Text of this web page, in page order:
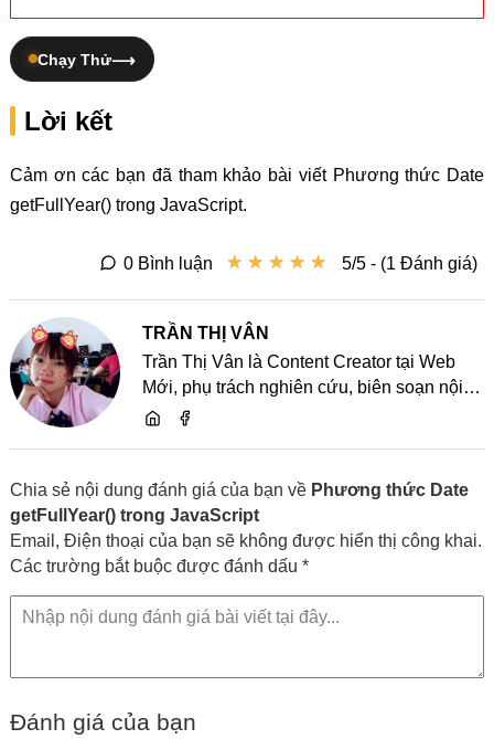
Chạy Thử
Lời kết
Cảm ơn các bạn đã tham khảo bài viết Phương thức Date
getFullYear() trong JavaScript.
★ ★ ★ ★ ★
★ ★ ★ ★ ★ 5/5 - (1 Đánh giá)
0 Bình luận
TRẦN THỊ VÂN
Trần Thị Vân là Content Creator tại Web
Mới, phụ trách nghiên cứu, biên soạn nội
dung và chia sẻ kiến thức về website, SEO,
Chia sẻ nội dung đánh giá của bạn về Phương thức Date
getFullYear() trong JavaScript
Email, Điện thoại của bạn sẽ không được hiển thị công khai.
Các trường bắt buộc được đánh dấu *
Đánh giá của bạn